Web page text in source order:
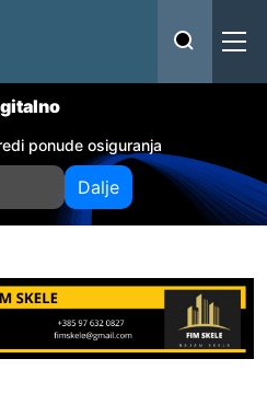
ponude osiguranja
Dalje